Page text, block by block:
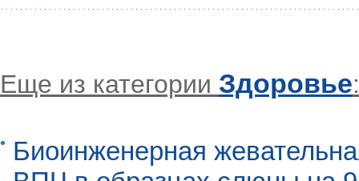
Еще из категории Здоровье:
Биоинженерная